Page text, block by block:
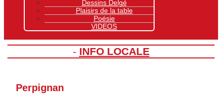
Dessins Delgé
Plaisirs de la table
Poésie
VIDEOS
- INFO LOCALE
Perpignan